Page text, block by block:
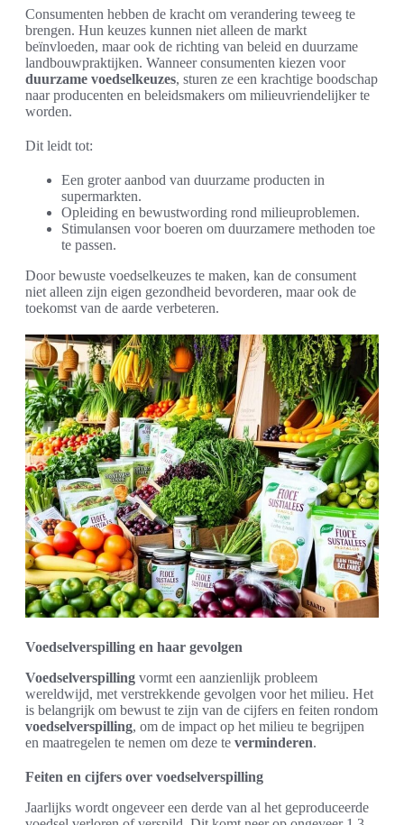
Consumenten hebben de kracht om verandering teweeg te
brengen. Hun keuzes kunnen niet alleen de markt
beïnvloeden, maar ook de richting van beleid en duurzame
landbouwpraktijken. Wanneer consumenten kiezen voor
duurzame voedselkeuzes, sturen ze een krachtige boodschap
naar producenten en beleidsmakers om milieuvriendelijker te
worden.
Dit leidt tot:
Een groter aanbod van duurzame producten in
supermarkten.
Opleiding en bewustwording rond milieuproblemen.
Stimulansen voor boeren om duurzamere methoden toe
te passen.
Door bewuste voedselkeuzes te maken, kan de consument
niet alleen zijn eigen gezondheid bevorderen, maar ook de
toekomst van de aarde verbeteren.
Voedselverspilling en haar gevolgen
Voedselverspilling vormt een aanzienlijk probleem
wereldwijd, met verstrekkende gevolgen voor het milieu. Het
is belangrijk om bewust te zijn van de cijfers en feiten rondom
voedselverspilling, om de impact op het milieu te begrijpen
en maatregelen te nemen om deze te verminderen.
Feiten en cijfers over voedselverspilling
Jaarlijks wordt ongeveer een derde van al het geproduceerde